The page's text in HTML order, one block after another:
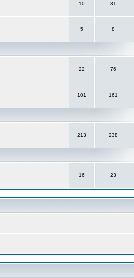
10 31
5 8
22 76
101 161
213 238
16 23